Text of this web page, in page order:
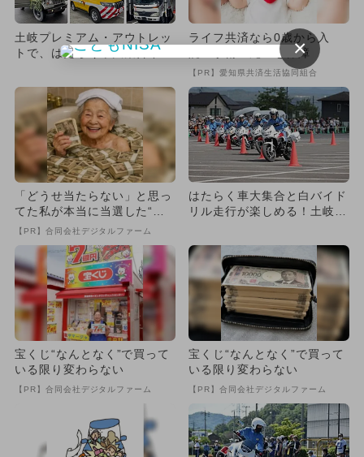
土岐プレミアム・アウトレッ
トで、はたらく車大集合イベ
ライフ共済なら0歳から入
院・手術・死亡を保障
【PR】愛知県共済生活協同組合
「どうせ当たらない」と思っ
てた私が本当に当選した“買
い方”がこれ
【PR】合同会社デジタルファーム
はたらく車大集合と白バイド
リル走行が楽しめる！土岐ア
宝くじ“なんとなく”で買って
いる限り変わらない
【PR】合同会社デジタルファーム
宝くじ“なんとなく”で買って
いる限り変わらない
【PR】合同会社デジタルファーム
×